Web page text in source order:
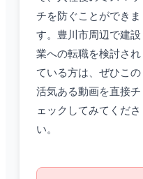
チを防ぐことができま
す。豊川市周辺で建設
業への転職を検討され
ている方は、ぜひこの
活気ある動画を直接チ
ェックしてみてくださ
い。